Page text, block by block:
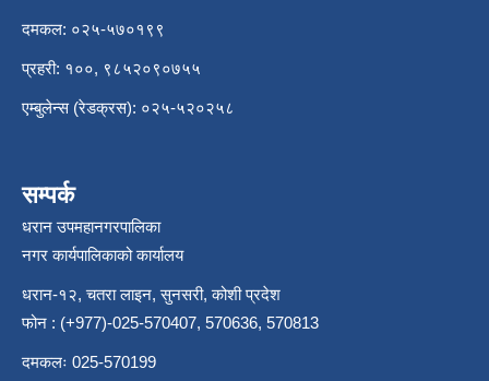
दमकल: ०२५-५७०१९९
प्रहरी: १००, ९८५२०९०७५५
एम्बुलेन्स (रेडक्रस): ०२५-५२०२५८
सम्पर्क
धरान उपमहानगरपालिका
नगर कार्यपालिकाको कार्यालय
धरान-१२, चतरा लाइन, सुनसरी, कोशी प्रदेश
फोन : (+977)-025-570407, 570636, 570813
दमकलः 025-570199